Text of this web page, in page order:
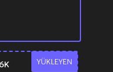
YÜKLEYEN